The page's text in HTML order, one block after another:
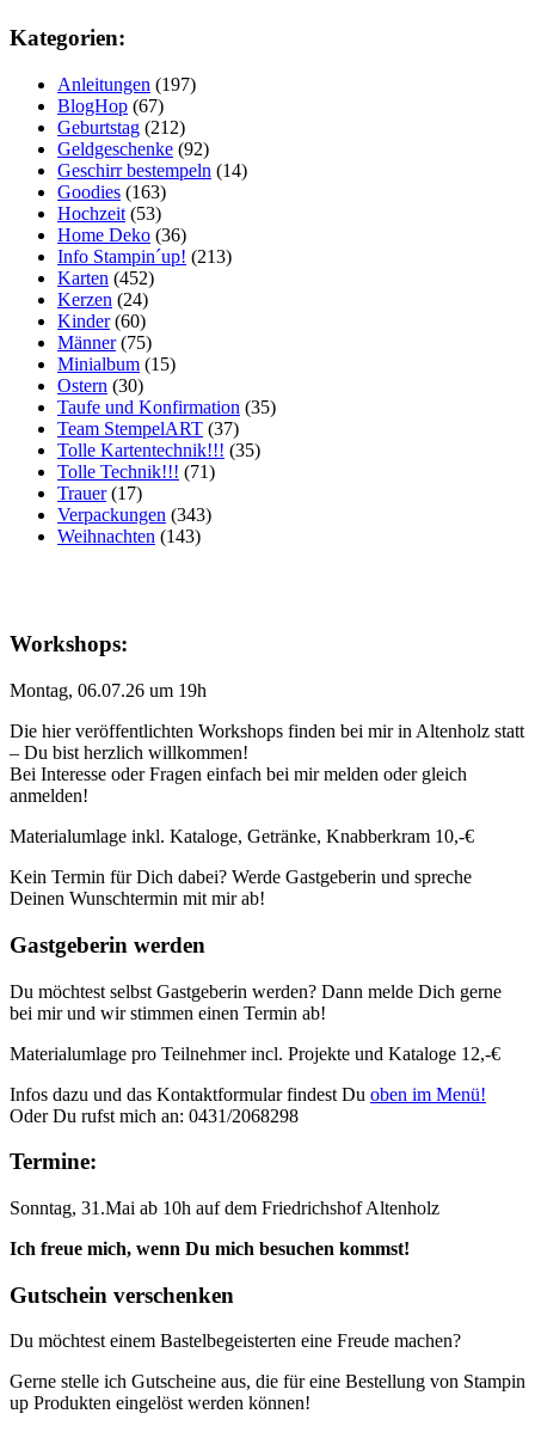
Kategorien:
Anleitungen (197)
BlogHop (67)
Geburtstag (212)
Geldgeschenke (92)
Geschirr bestempeln (14)
Goodies (163)
Hochzeit (53)
Home Deko (36)
Info Stampin´up! (213)
Karten (452)
Kerzen (24)
Kinder(60)
Männer(75)
Minialbum (15)
Ostern (30)
Taufe und Konfirmation (35)
Team StempelART (37)
Tolle Kartentechnik!!! (35)
Tolle Technik!!! (71)
Trauer(17)
Verpackungen (343)
Weihnachten (143)
Workshops:
Montag, 06.07.26 um 19h
Die hier veröffentlichten Workshops finden bei mir in Altenholz statt
– Du bist herzlich willkommen!
Bei Interesse oder Fragen einfach bei mir melden oder gleich
anmelden!
Materialumlage inkl. Kataloge, Getränke, Knabberkram 10,-€
Kein Termin für Dich dabei? Werde Gastgeberin und spreche
Deinen Wunschtermin mit mir ab!
Gastgeberin werden
Du möchtest selbst Gastgeberin werden? Dann melde Dich gerne
bei mir und wir stimmen einen Termin ab!
Materialumlage pro Teilnehmer incl. Projekte und Kataloge 12,-€
Infos dazu und das Kontaktformular findest Du oben im Menü!
Oder Du rufst mich an: 0431/2068298
Termine:
Sonntag, 31.Mai ab 10h auf dem Friedrichshof Altenholz
Ich freue mich, wenn Du mich besuchen kommst!
Gutschein verschenken
Du möchtest einem Bastelbegeisterten eine Freude machen?
Gerne stelle ich Gutscheine aus, die für eine Bestellung von Stampin
up Produkten eingelöst werden können!